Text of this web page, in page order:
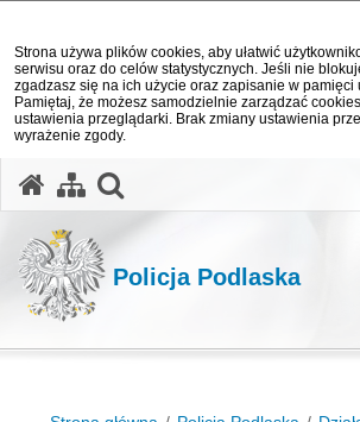
Strona używa plików cookies, aby ułatwić
serwisu oraz do celów statystycznych. Jeśli nie
zgadzasz się na ich użycie oraz zapisanie w pamięci
Pamiętaj, że możesz samodzielnie zarządzać
ustawienia przeglądarki. Brak zmiany ustawienia
wyrażenie zgody.
Policja Podlaska